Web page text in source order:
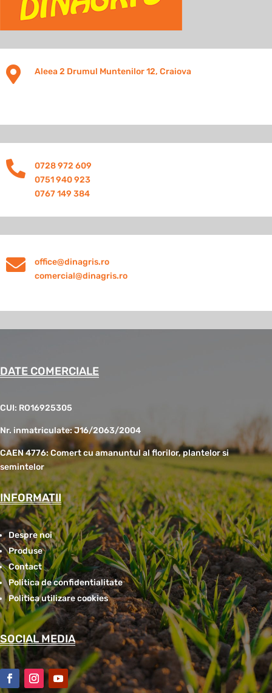
 Aleea 2 Drumul Muntenilor 12, Craiova

0728 972 609
0751 940 923
0767 149 384

office@dinagris.ro
comercial@dinagris.ro
DATE COMERCIALE
CUI: RO16925305
Nr. inmatriculate: J16/2063/2004
CAEN 4776: Comert cu amanuntul al florilor, plantelor si
semintelor
INFORMATII
Despre noi
Produse
Contact
Politica de confidentialitate
Politica utilizare cookies
SOCIAL MEDIA